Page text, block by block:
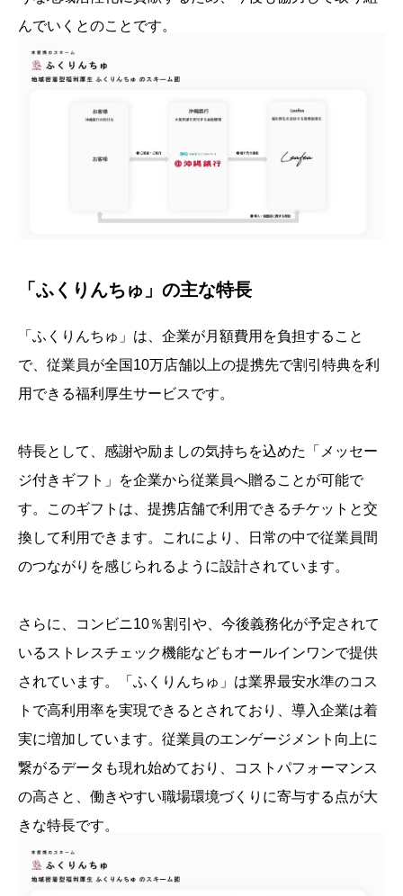
んでいくとのことです。
「ふくりんちゅ」の主な特長
「ふくりんちゅ」は、企業が月額費用を負担すること
で、従業員が全国10万店舗以上の提携先で割引特典を利
用できる福利厚生サービスです。
特長として、感謝や励ましの気持ちを込めた「メッセー
ジ付きギフト」を企業から従業員へ贈ることが可能で
す。このギフトは、提携店舗で利用できるチケットと交
換して利用できます。これにより、日常の中で従業員間
のつながりを感じられるように設計されています。
さらに、コンビニ10％割引や、今後義務化が予定されて
いるストレスチェック機能などもオールインワンで提供
されています。「ふくりんちゅ」は業界最安水準のコス
トで高利用率を実現できるとされており、導入企業は着
実に増加しています。従業員のエンゲージメント向上に
繋がるデータも現れ始めており、コストパフォーマンス
の高さと、働きやすい職場環境づくりに寄与する点が大
きな特長です。